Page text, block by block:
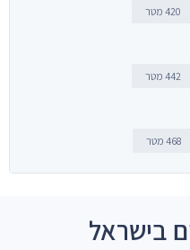
420 מטר
442 מטר
468 מטר
בישראל